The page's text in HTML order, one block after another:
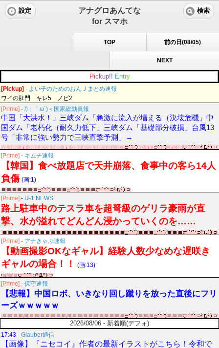
アナグロあんてな
for スマホ
設定 検索
TOP 前の日(08/05)
NEXT
Pic kup!! Entry
[Pickup] - よい子のためのおんＪまとめ速報
ワイの肛門 キレ5 ノビ2
[Prime] - /)；｀ω´)＜国家総動員報
中国「大洪水！」三峡ダム「急激に流入が増える（決壊危機」中
国ダム「老朽化（耐久力低下」三峡ダム「基礎部分破損」台風13
号「非常に強い勢力で三峡直撃予測」→
[Prime] - キムチ速報
【韓国】食べ放題店で天井崩落、食事中の客ら14人
負傷 (画:1)
[Prime] - U-1 NEWS.
路上駐車中のテスラ車を超弩級のゲリラ豪雨が直
撃、水が溢れてどんどん浸かっていくのを……
[Prime] - アナきゃぷ速報
【動画撮影OKなギャル】経験人数少なめな遅咲き
ギャルの場合！！
(画:13)
[Prime] - 保守速報
【悲報】中国ロボ、いきなり回し蹴りを放った直後にフリ
ーズｗｗｗｗｗ
2026/08/06 - 新着順(デフォ)
17:43 - Glauber通信
【画像】『ニセコイ』作者の最新イラストがこちら！令和で